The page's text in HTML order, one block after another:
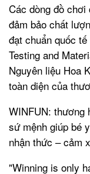
Các dòng đồ
đảm bảo chất
đạt chuẩn quốc
Testing and
Nguyên liệu Hoa
toàn diện của
WINFUN: thương
sứ mệnh giúp bé
nhận thức – cảm
"Winning is only